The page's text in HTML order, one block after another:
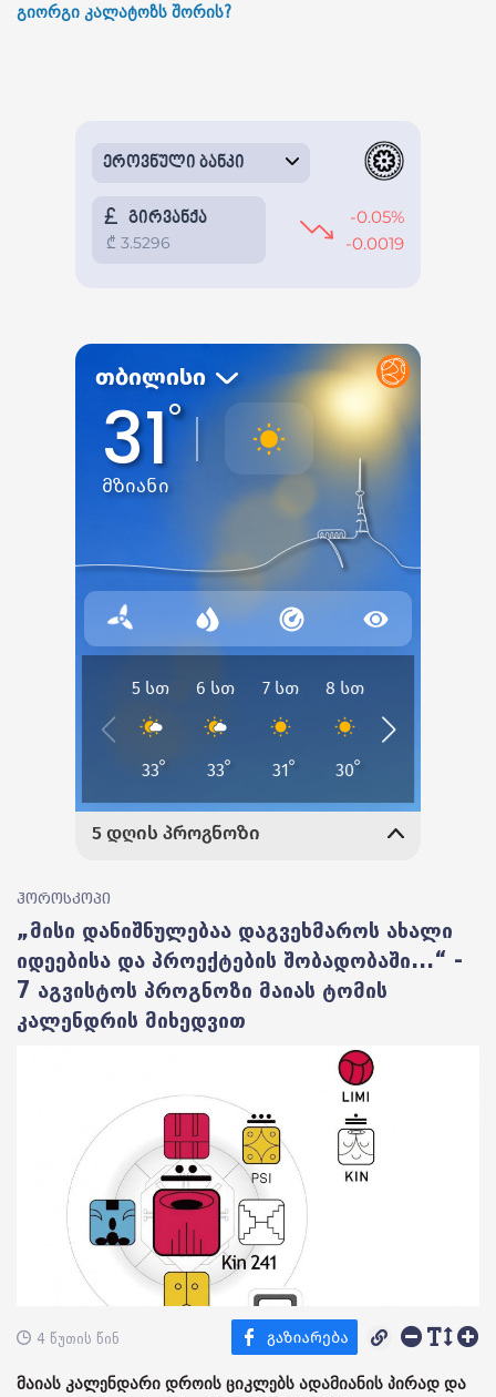
გიორგი კალატოზს შორის?
ჰოროსკოპი
„მისი დანიშნულებაა დაგვეხმაროს ახალი
იდეებისა და პროექტების შობადობაში...“ -
7 აგვისტოს პროგნოზი მაიას ტომის
კალენდრის მიხედვით
4 წუთის წინ
მაიას კალენდარი დროის ციკლებს ადამიანის პირად და